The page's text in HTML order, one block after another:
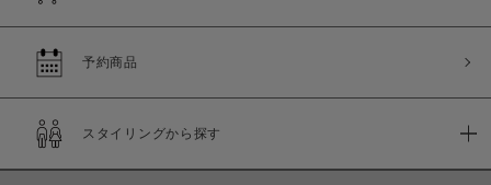
予約商品
スタイリングから探す